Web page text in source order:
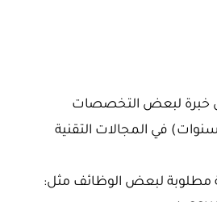
خبرة لبعض التخصصات
وظائف بخبرة (6 سنوات) في المجالات التقنية
مطلوبة لبعض الوظائف مثل: